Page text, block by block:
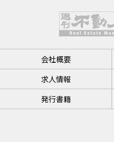
会社概要
求人情報
発行書籍